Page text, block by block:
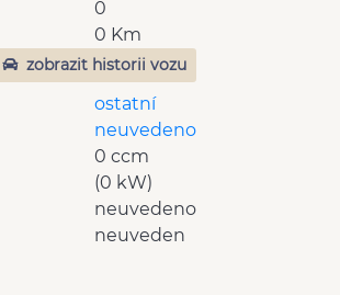
0
0 Km
zobrazit historii vozu
ostatní
neuvedeno
0 ccm
(0 kW)
neuvedeno
neuveden